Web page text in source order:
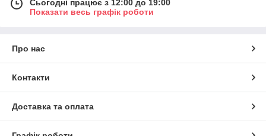
Сьогодні працює з 12:00 до 19:00
Показати весь графік роботи
Про нас
Контакти
Доставка та оплата